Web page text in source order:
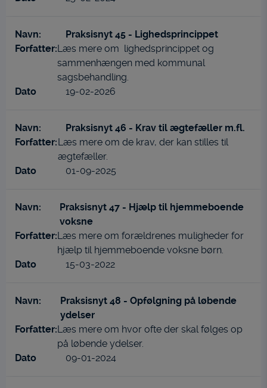
Praksisnyt 45 - Lighedsprincippet
Læs mere om lighedsprincippet og
sammenhængen med kommunal
sagsbehandling.
19-02-2026
Praksisnyt 46 - Krav til ægtefæller m.fl.
Læs mere om de krav, der kan stilles til
ægtefæller.
01-09-2025
Praksisnyt 47 - Hjælp til hjemmeboende
voksne
Læs mere om forældrenes muligheder for
hjælp til hjemmeboende voksne børn.
15-03-2022
Praksisnyt 48 - Opfølgning på løbende
ydelser
Læs mere om hvor ofte der skal følges op
på løbende ydelser.
09-01-2024